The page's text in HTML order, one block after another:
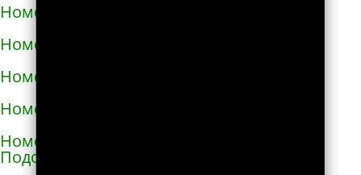
Номера телефонов такси в Ирпене
Номера телефонов такси в Казатине
Номера телефонов такси в Калиновке
Номера телефонов такси в Калуше
Номера телефонов такси в Каменце-
Подольском